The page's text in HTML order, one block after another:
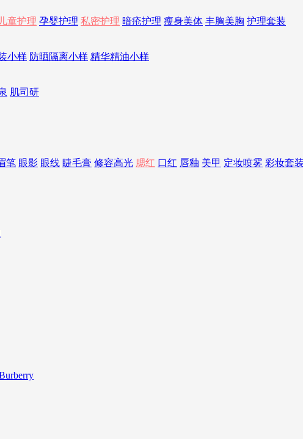
儿童护理 孕婴护理 私密护理 暗疮护理 瘦身美体 丰胸美胸 护理套装
小样 防晒隔离小样 精华精油小样
肌司研
笔 眼影 眼线 睫毛膏 修容高光 腮红 口红 唇釉 美甲 定妆喷雾 彩妆套